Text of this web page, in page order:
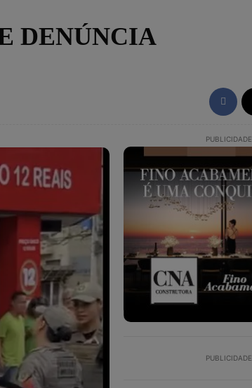
DENÚNCIA
PUBLICIDADE
PUBLICIDADE